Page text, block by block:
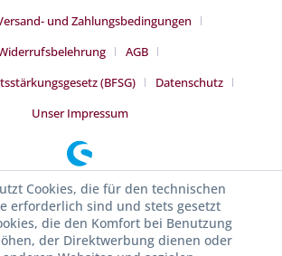
und Zahlungsbedingungen
AGB
(BFSG)
Datenschutz
Unser Impressum
Cookies, die für den technischen
erforderlich sind und stets gesetzt
die den Komfort bei Benutzung
der Direktwerbung dienen oder